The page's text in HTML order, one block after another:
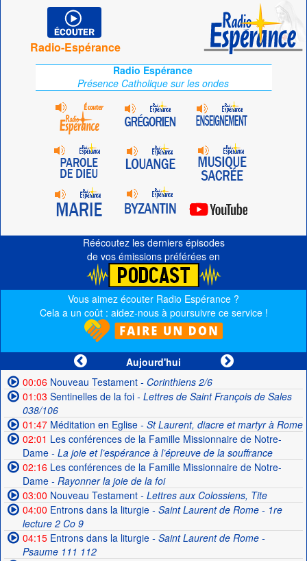
Radio-Espérance
Radio Espérance
Présence Catholique sur les ondes
Réécoutez les derniers épisodes
de vos émissions préférées en
Vous aimez écouter Radio Espérance ?
Cela a un coût : aidez-nous à poursuivre ce service !
Aujourd'hui
00:06Nouveau Testament- Corinthiens 2/6
01:03 Sentinelles de la foi- Lettres de Saint François de Sales
038/106
01:47Méditation en Eglise- St Laurent, diacre et martyr à Rome
02:01 Les conférences de la Famille Missionnaire de Notre-
Dame- La joie et l’espérance à l’épreuve de la souffrance
02:16Les conférences de la Famille Missionnaire de Notre-
Dame- Rayonner la joie de la foi
03:00 Nouveau Testament- Lettres aux Colossiens, Tite
04:00 Entrons dans la liturgie- Saint Laurent de Rome - 1re
lecture 2 Co 9
04:15Entrons dans la liturgie- Saint Laurent de Rome -
Psaume 111 112